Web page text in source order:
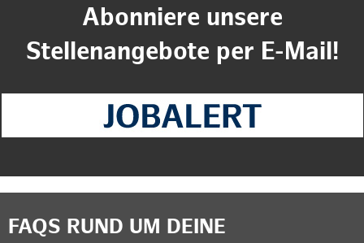
Abonniere unsere
Stellenangebote per E-Mail!
FAQS RUND UM DEINE